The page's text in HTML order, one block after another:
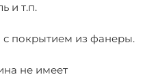
и т.п.
с покрытием из фанеры.
не имеет